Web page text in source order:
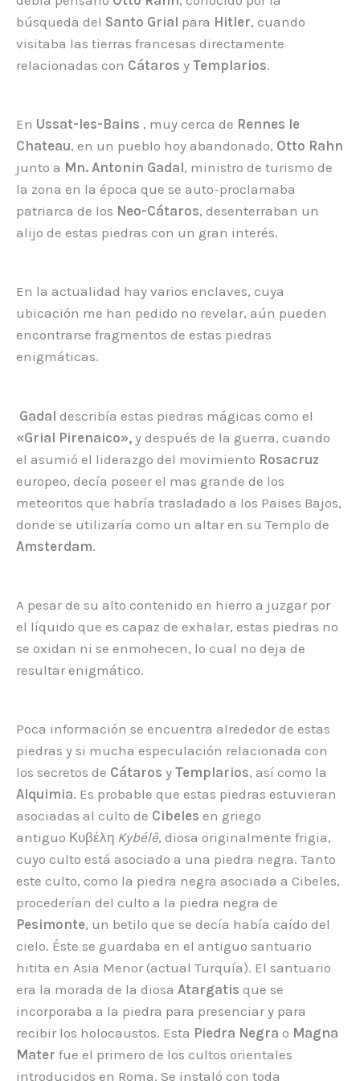
búsqueda del Santo Grial para Hitler, cuando
visitaba las tierras francesas directamente
relacionadas con Cátaros y Templarios.
En Ussat-les-Bains , muy cerca de Rennes le
Chateau, en un pueblo hoy abandonado, Otto Rahn
junto a Mn. Antonin Gadal, ministro de turismo de
la zona en la época que se auto-proclamaba
patriarca de los Neo-Cátaros, desenterraban un
alijo de estas piedras con un gran interés.
En la actualidad hay varios enclaves, cuya
ubicación me han pedido no revelar, aún pueden
encontrarse fragmentos de estas piedras
enigmáticas.
Gadal describía estas piedras mágicas como el
«Grial Pirenaico», y después de la guerra, cuando
el asumió el liderazgo del movimiento Rosacruz
europeo, decía poseer el mas grande de los
meteoritos que habría trasladado a los Paises Bajos,
donde se utilizaría como un altar en su Templo de
Amsterdam.
A pesar de su alto contenido en hierro a juzgar por
el líquido que es capaz de exhalar, estas piedras no
se oxidan ni se enmohecen, lo cual no deja de
resultar enigmático.
Poca información se encuentra alrededor de estas
piedras y si mucha especulación relacionada con
los secretos de Cátaros y Templarios, así como la
Alquimia. Es probable que estas piedras estuvieran
asociadas al culto de Cibeles en griego
antiguo Κυβέλη Kybélê, diosa originalmente frigia,
cuyo culto está asociado a una piedra negra. Tanto
este culto, como la piedra negra asociada a Cibeles,
procederían del culto a la piedra negra de
Pesimonte, un betilo que se decía había caído del
cielo. Éste se guardaba en el antiguo santuario
hitita en Asia Menor (actual Turquía). El santuario
era la morada de la diosa Atargatis que se
incorporaba a la piedra para presenciar y para
recibir los holocaustos. Esta Piedra Negra o Magna
Mater fue el primero de los cultos orientales
introducidos en Roma. Se instaló con toda